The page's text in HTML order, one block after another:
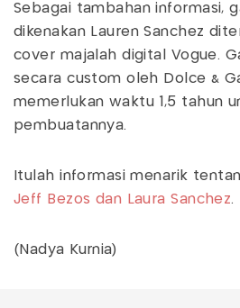
Sebagai tambahan informasi,
dikenakan Lauren Sanchez
cover majalah digital Vogue.
secara custom oleh Dolce &
memerlukan waktu 1,5 tahun
pembuatannya.
Itulah informasi menarik
Jeff Bezos dan Laura Sanchez.
(Nadya Kurnia)